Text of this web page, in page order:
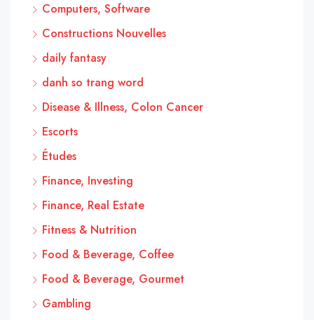
Computers, Software
Constructions Nouvelles
daily fantasy
danh so trang word
Disease & Illness, Colon Cancer
Escorts
Études
Finance, Investing
Finance, Real Estate
Fitness & Nutrition
Food & Beverage, Coffee
Food & Beverage, Gourmet
Gambling